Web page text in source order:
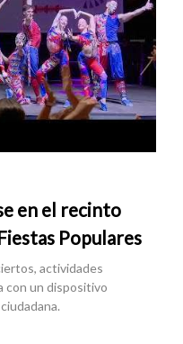
en el recinto
Populares
actividades
con un dispositivo